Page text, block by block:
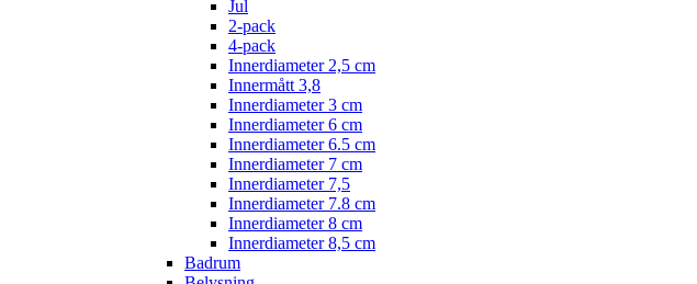
Jul
2-pack
4-pack
Innerdiameter 2,5 cm
Innermått 3,8
Innerdiameter 3 cm
Innerdiameter 6 cm
Innerdiameter 6.5 cm
Innerdiameter 7 cm
Innerdiameter 7,5
Innerdiameter 7.8 cm
Innerdiameter 8 cm
Innerdiameter 8,5 cm
Badrum